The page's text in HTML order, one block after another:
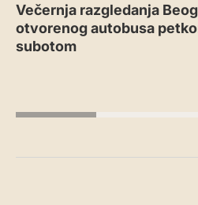
Večernja razgledanja
otvorenog autobusa
subotom